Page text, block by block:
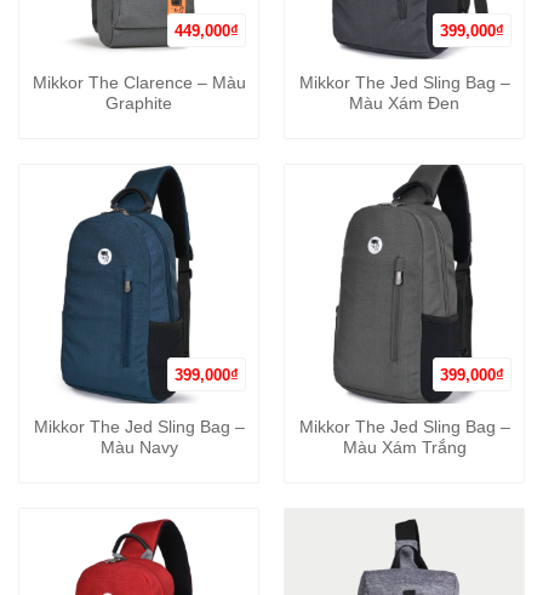
449,000₫
Mikkor The Clarence – Màu
Graphite
399,000₫
Mikkor The Jed Sling Bag –
Màu Xám Đen
399,000₫
Mikkor The Jed Sling Bag –
Màu Navy
399,000₫
Mikkor The Jed Sling Bag –
Màu Xám Trắng